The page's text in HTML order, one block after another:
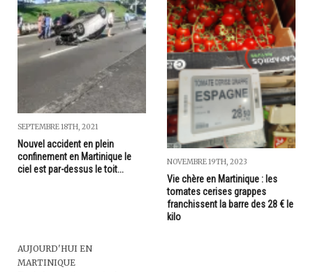
SEPTEMBRE 18TH, 2021
Nouvel accident en plein
confinement en Martinique le
ciel est par-dessus le toit...
NOVEMBRE 19TH, 2023
Vie chère en Martinique : les
tomates cerises grappes
franchissent la barre des 28 € le
kilo
AUJOURD'HUI EN
MARTINIQUE